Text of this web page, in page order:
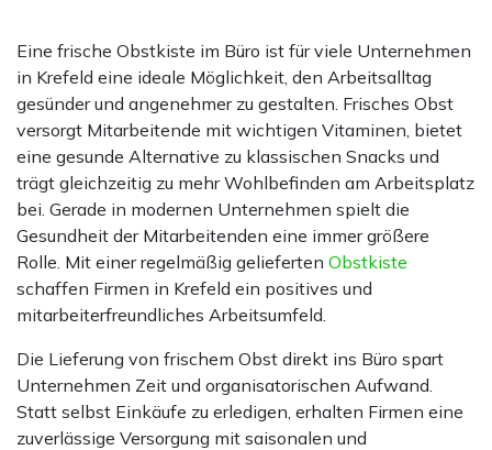
Eine frische Obstkiste im Büro ist für viele Unternehmen
in Krefeld eine ideale Möglichkeit, den Arbeitsalltag
gesünder und angenehmer zu gestalten. Frisches Obst
versorgt Mitarbeitende mit wichtigen Vitaminen, bietet
eine gesunde Alternative zu klassischen Snacks und
trägt gleichzeitig zu mehr Wohlbefinden am Arbeitsplatz
bei. Gerade in modernen Unternehmen spielt die
Gesundheit der Mitarbeitenden eine immer größere
Rolle. Mit einer regelmäßig gelieferten Obstkiste
schaffen Firmen in Krefeld ein positives und
mitarbeiterfreundliches Arbeitsumfeld.
Die Lieferung von frischem Obst direkt ins Büro spart
Unternehmen Zeit und organisatorischen Aufwand.
Statt selbst Einkäufe zu erledigen, erhalten Firmen eine
zuverlässige Versorgung mit saisonalen und